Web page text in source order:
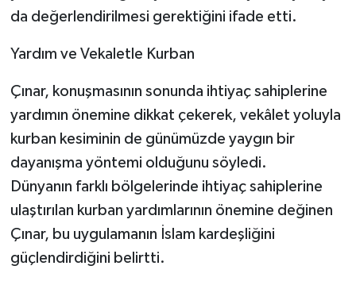
da değerlendirilmesi gerektiğini ifade etti.
Yardım ve Vekaletle Kurban
Çınar, konuşmasının sonunda ihtiyaç sahiplerine
yardımın önemine dikkat çekerek, vekâlet yoluyla
kurban kesiminin de günümüzde yaygın bir
dayanışma yöntemi olduğunu söyledi.
Dünyanın farklı bölgelerinde ihtiyaç sahiplerine
ulaştırılan kurban yardımlarının önemine değinen
Çınar, bu uygulamanın İslam kardeşliğini
güçlendirdiğini belirtti.